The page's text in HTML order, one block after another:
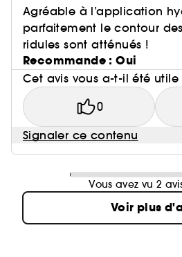
Agréable à l’application
parfaitement le contour
ridules sont atténués !
Recommande : Oui
Cet avis vous a-t-il été utile
0
Signaler ce contenu
Vous avez vu 2
Voir plus